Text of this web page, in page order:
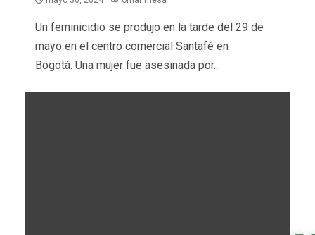
Un feminicidio se produjo en la tarde del 29 de
mayo en el centro comercial Santafé en
Bogotá. Una mujer fue asesinada por...